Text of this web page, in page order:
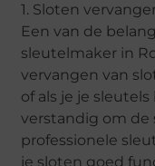
1. Sloten
Een van de
sleutelmaker in
vervangen van
of als je je
verstandig om de
professionele
je sloten goed